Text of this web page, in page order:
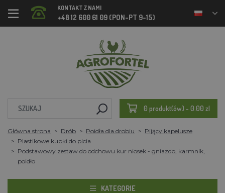
KONTAKT Z NAMI
+48 12 600 61 09 (PON-PT 9-15)
0 produkt(ów) - 0.00 zl
Główna strona Drób Poidła dla drobiu
Pijący kapelusze
Plastikowe kubki do picia
Podstawowy zestaw do odchowu kur niosek - gniazdo, karmnik,
poidło
KATEGORIE